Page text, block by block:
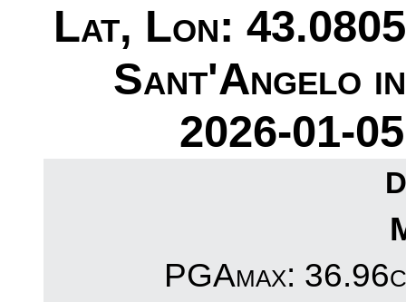
Lat, Lon:
Sant'Angelo
2026-01-
PGAmax: